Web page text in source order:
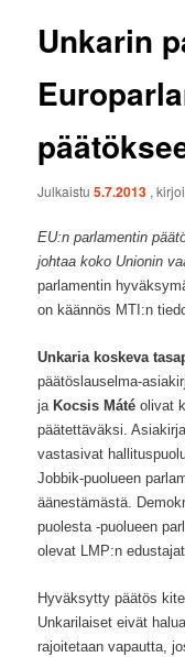
Unkarin
Julkaistu5.7.2013 ,
EU:n parlamentin
johtaa koko Unionin
parlamentin
on käännös MTI:n
Unkaria koskeva
päätöslauselma-
jaKocsis Máté olivat
päätettäväksi.
vastasivat
Jobbik-puolueen
äänestämästä.
puolesta -puolueen
olevat LMP:n
Hyväksytty päätös
Unkarilaiset eivät
rajoitetaan vapautta,